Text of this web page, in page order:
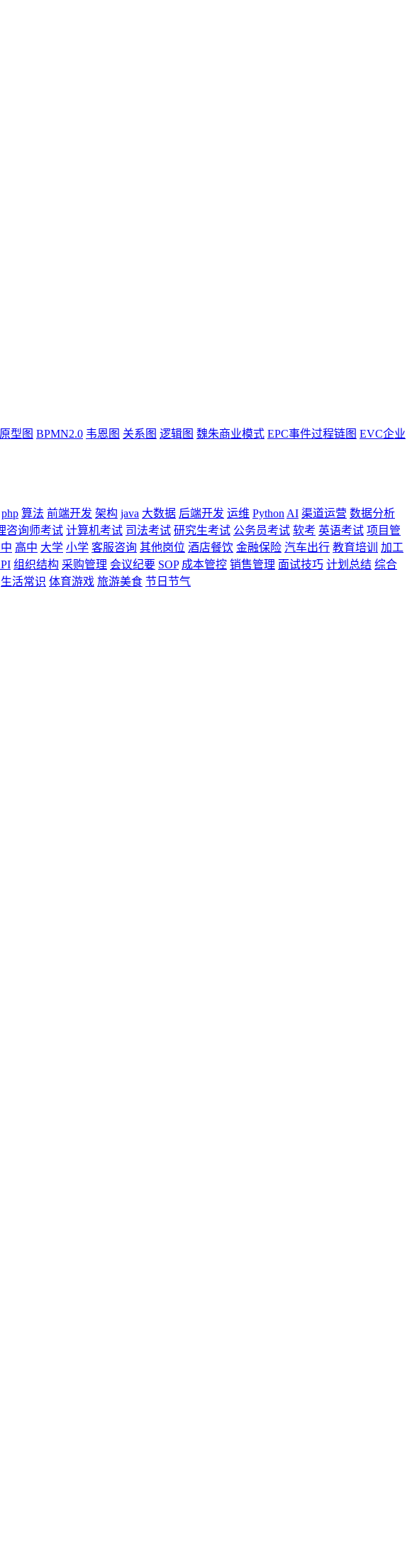
原型图 BPMN2.0 韦恩图 关系图 逻辑图 魏朱商业模式 EPC事件过程链图 EVC企业
php 算法 前端开发 架构 java 大数据 后端开发 运维 Python AI 渠道运营 数据分析
咨询师考试 计算机考试 司法考试 研究生考试 公务员考试 软考 英语考试 项目管
高中 大学 小学 客服咨询 其他岗位 酒店餐饮 金融保险 汽车出行 教育培训
加工
组织结构 采购管理 会议纪要 SOP 成本管控 销售管理 面试技巧 计划总结 综合
生活常识 体育游戏 旅游美食 节日节气